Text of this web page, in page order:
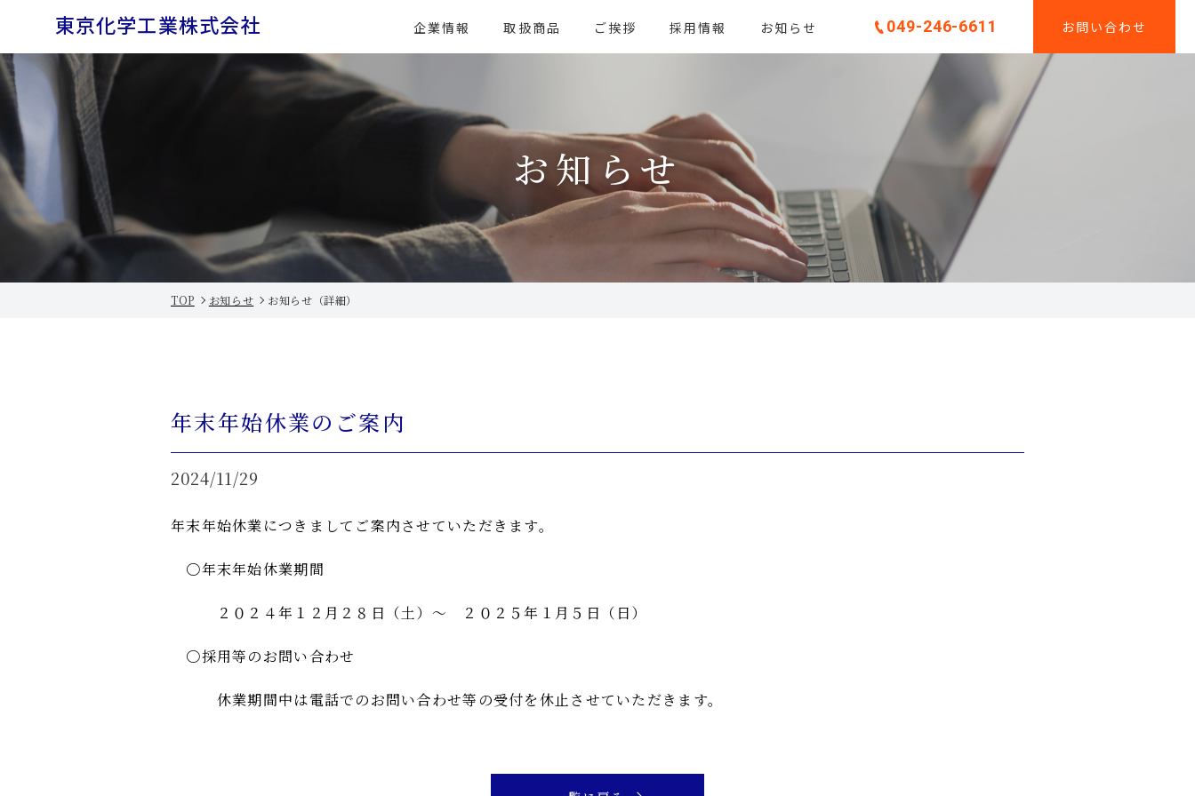
東京化学工業株式会社 049-246-6611
企業情報 取扱商品 ご挨拶 採用情報 お知らせ お問い合わせ
お知らせ
TOP お知らせ お知らせ（詳細）
年末年始休業のご案内
2024/11/29
年末年始休業につきましてご案内させていただきます。
〇年末年始休業期間
２０２４年１２月２８日（土）～ ２０２５年１月５日（日）
〇採用等のお問い合わせ
休業期間中は電話でのお問い合わせ等の受付を休止させていただきます。